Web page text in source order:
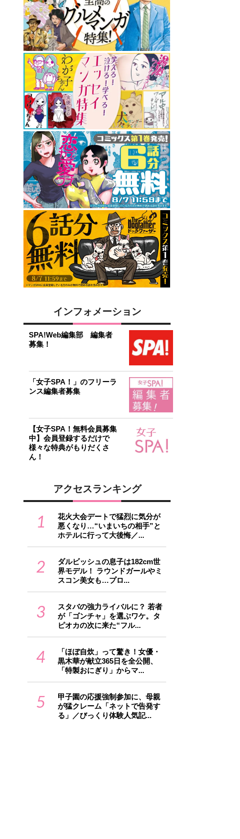
インフォメーション
SPA!Web編集部 編集者
募集！
「女子SPA！」のフリーラ
ンス編集者募集
【女子SPA！無料会員募集
中】会員登録するだけで
様々な特典がもりだくさ
ん！
アクセスランキング
1
花火大会デートで猛烈に気分が
悪くなり…“いまいちの相手”と
ホテルに行って大後悔／...
2
ダルビッシュの息子は182cm世
界モデル！ ラウンドガールやミ
スコン美女も…プロ...
3
スタバの強力ライバルに？ 若者
が「ゴンチャ」を選ぶワケ。タ
ピオカの次に来た“フル...
4
「ほぼ自炊」って驚き！女優・
黒木華が献立365日を全公開、
「特製おにぎり」からマ...
5
甲子園の応援強制参加に、母親
が猛クレーム「ネットで告発す
る」／びっくり体験人気記...